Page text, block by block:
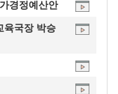
경정예산안
육국장 박승